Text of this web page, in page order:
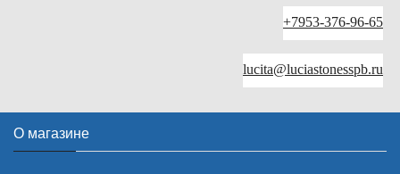
+7953-376-96-65
lucita@luciastonesspb.ru
О магазине